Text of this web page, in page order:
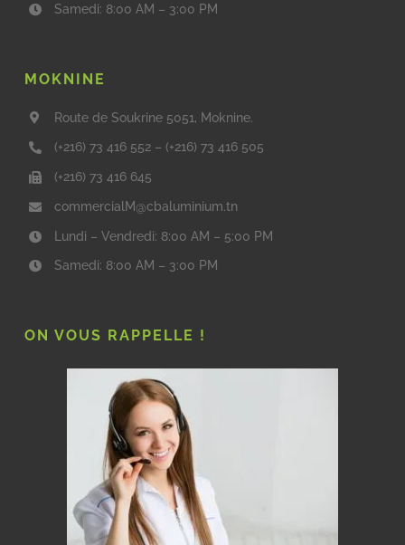
Samedi: 8:00 AM – 3:00 PM
MOKNINE
Route de Soukrine 5051, Moknine.
(+216) 73 416 552 – (+216) 73 416 505
(+216) 73 416 645
commercialM@cbaluminium.tn
Lundi – Vendredi: 8:00 AM – 5:00 PM
Samedi: 8:00 AM – 3:00 PM
ON VOUS RAPPELLE !